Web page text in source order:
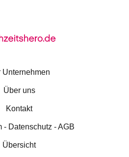
Unternehmen
Über uns
Kontakt
- Datenschutz - AGB
Übersicht